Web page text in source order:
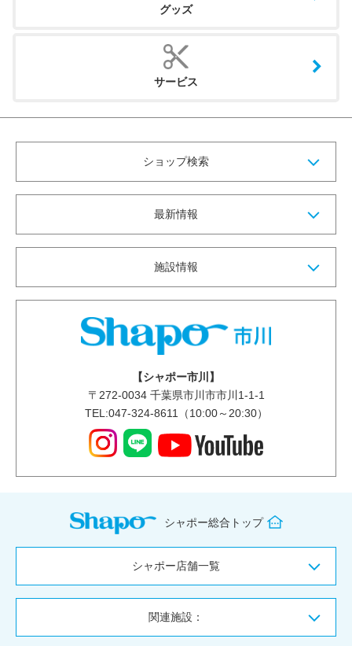
グッズ
サービス
ショップ検索
最新情報
施設情報
【シャポー市川】
〒 272-0034千葉県市川市市川1-1-1
TEL:047-324-8611（10:00～20:30）
シャポー総合トップ
シャポー店舗一覧
関連施設：